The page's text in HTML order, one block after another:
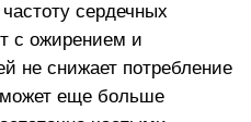
сердечных
с ожирением и
не снижает потребление
еще больше